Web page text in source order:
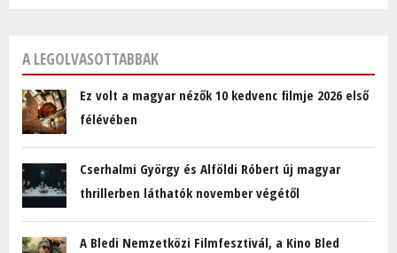
A LEGOLVASOTTABBAK
Ez volt a magyar nézők 10 kedvenc filmje 2026 első
félévében
Cserhalmi György és Alföldi Róbert új magyar
thrillerben láthatók november végétől
A Bledi Nemzetközi Filmfesztivál, a Kino Bled